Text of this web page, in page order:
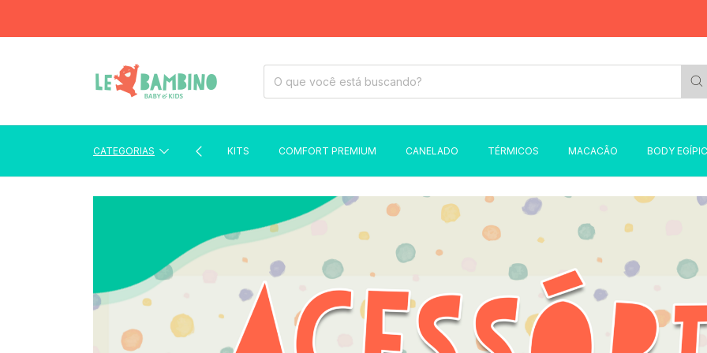
CATEGORIAS KITS COMFORT PREMIUM CANELADO TÉRMICOS MACACÃO BODY